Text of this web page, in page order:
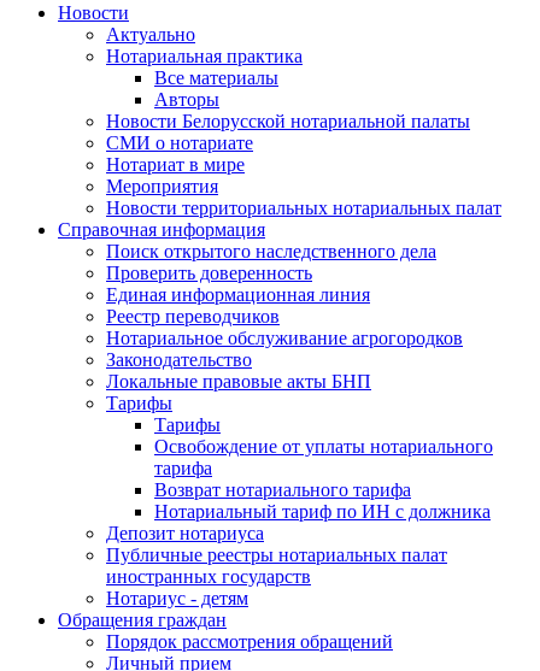
Новости
Актуально
Нотариальная практика
Все материалы
Авторы
Новости Белорусской нотариальной палаты
СМИ о нотариате
Нотариат в мире
Мероприятия
Новости территориальных нотариальных палат
Справочная информация
Поиск открытого наследственного дела
Проверить доверенность
Единая информационная линия
Реестр переводчиков
Нотариальное обслуживание агрогородков
Законодательство
Локальные правовые акты БНП
Тарифы
Тарифы
Освобождение от уплаты нотариального
тарифа
Возврат нотариального тарифа
Нотариальный тариф по ИН с должника
Депозит нотариуса
Публичные реестры нотариальных палат
иностранных государств
Нотариус - детям
Обращения граждан
Порядок рассмотрения обращений
Личный прием